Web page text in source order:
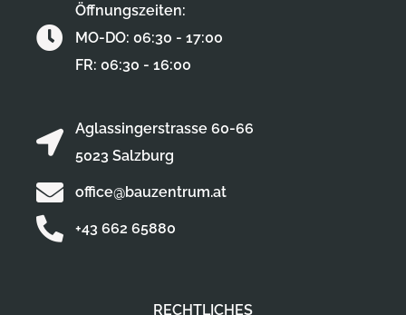
RECHTLICHES
Aglassingerstrasse 60-66
5023 Salzburg
office@bauzentrum.at
+43 662 65880
Öffnungszeiten:
MO-DO: 06:30 - 17:00
FR: 06:30 - 16:00